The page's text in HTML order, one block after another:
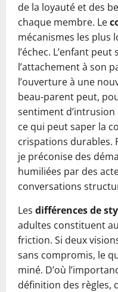
de la loyauté et des
chaque membre. Le
mécanismes les plus
l’échec. L’enfant
l’attachement à son
l’ouverture à une
beau-parent peut,
sentiment
ce qui peut saper la
crispations durables.
je préconise des
humiliées par des
conversations
Les différences de
adultes constituent
friction. Si deux
sans compromis, le
miné. D’où
définition des règles,